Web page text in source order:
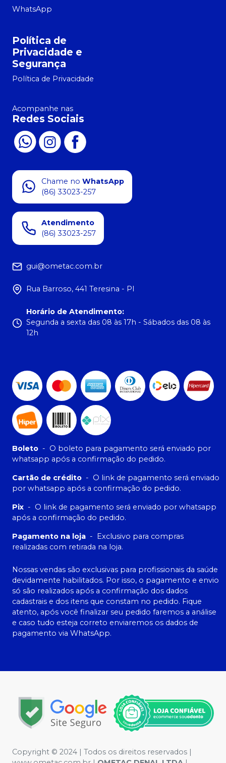
WhatsApp
Política de
Privacidade e
Segurança
Política de Privacidade
Acompanhe nas
Redes Sociais
Chame no WhatsApp
(86) 33023-257
Atendimento
(86) 33023-257
gui@ometac.com.br
Rua Barroso, 441 Teresina - PI
Horário de Atendimento:
Segunda a sexta das 08 às 17h - Sábados das 08 às
12h
Boleto - O boleto para pagamento será enviado por
whatsapp após a confirmação do pedido.
Cartão de crédito - O link de pagamento será enviado
por whatsapp após a confirmação do pedido.
Pix - O link de pagamento será enviado por whatsapp
após a confirmação do pedido.
Pagamento na loja -
Exclusivo para compras
realizadas com retirada na loja.
Nossas vendas são exclusivas para profissionais da saúde
devidamente habilitados. Por isso, o pagamento e envio
só são realizados após a confirmação dos dados
cadastrais e dos itens que constam no pedido. Fique
atento, após você finalizar seu pedido faremos a análise
e caso tudo esteja correto enviaremos os dados de
pagamento via WhatsApp.
Copyright © 2024 | Todos os direitos reservados |